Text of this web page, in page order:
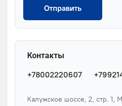
Отправить
Контакты
+78002220607
Калужское шоссе, 2, стр. 1,